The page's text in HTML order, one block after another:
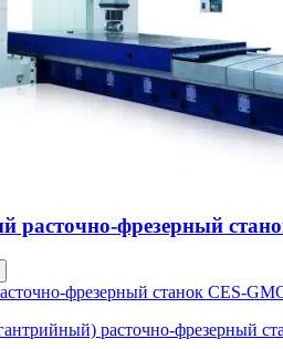
расточно-фрезерный
фрезерный станок CES-
расточно-фрезерный